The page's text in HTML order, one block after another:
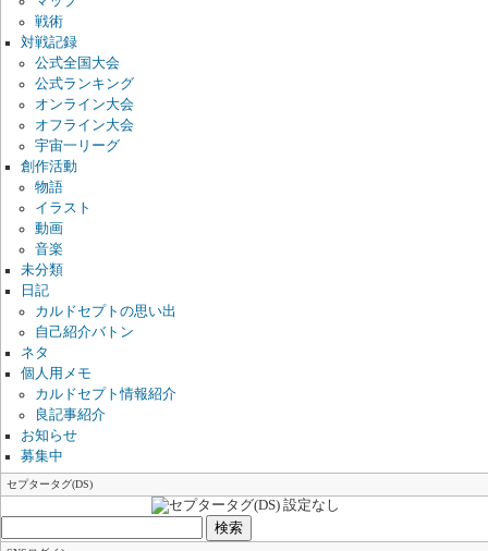
戦術
対戦記録
公式全国大会
公式ランキング
オンライン大会
オフライン大会
宇宙一リーグ
創作活動
物語
イラスト
動画
音楽
未分類
日記
カルドセプトの思い出
自己紹介バトン
ネタ
個人用メモ
カルドセプト情報紹介
良記事紹介
お知らせ
募集中
セプタータグ(DS)
索: